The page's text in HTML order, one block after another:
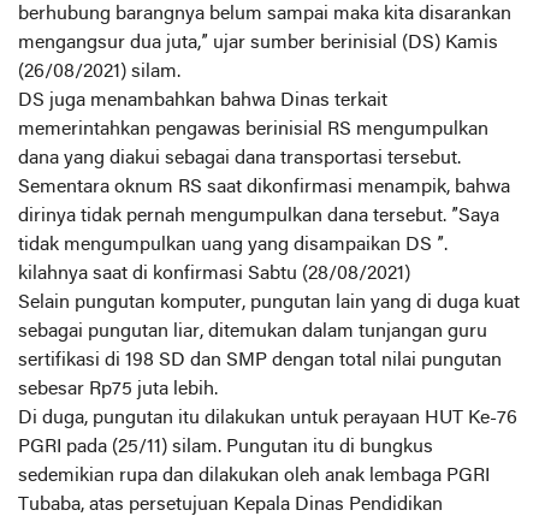
berhubung barangnya belum sampai maka kita disarankan
mengangsur dua juta,” ujar sumber berinisial (DS) Kamis
(26/08/2021) silam.
DS juga menambahkan bahwa Dinas terkait
memerintahkan pengawas berinisial RS mengumpulkan
dana yang diakui sebagai dana transportasi tersebut.
Sementara oknum RS saat dikonfirmasi menampik, bahwa
dirinya tidak pernah mengumpulkan dana tersebut. ”Saya
tidak mengumpulkan uang yang disampaikan DS ”.
kilahnya saat di konfirmasi Sabtu (28/08/2021)
Selain pungutan komputer, pungutan lain yang di duga kuat
sebagai pungutan liar, ditemukan dalam tunjangan guru
sertifikasi di 198 SD dan SMP dengan total nilai pungutan
sebesar Rp75 juta lebih.
Di duga, pungutan itu dilakukan untuk perayaan HUT Ke-76
PGRI pada (25/11) silam. Pungutan itu di bungkus
sedemikian rupa dan dilakukan oleh anak lembaga PGRI
Tubaba, atas persetujuan Kepala Dinas Pendidikan